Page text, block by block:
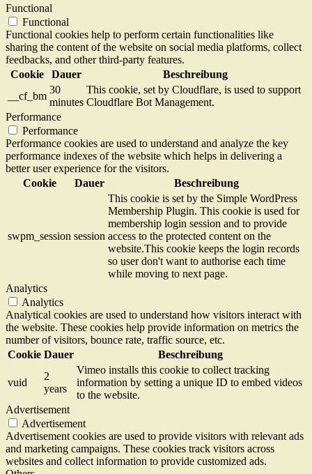
Functional
Functional
Functional cookies help to perform certain functionalities like
sharing the content of the website on social media platforms, collect
feedbacks, and other third-party features.
Cookie
Dauer
Beschreibung
__cf_bm
30
minutes
This cookie, set by Cloudflare, is used to support
Cloudflare Bot Management.
Performance
Performance
Performance cookies are used to understand and analyze the key
performance indexes of the website which helps in delivering a
better user experience for the visitors.
Cookie
Dauer Beschreibung
swpm_session session
This cookie is set by the Simple WordPress
Membership Plugin. This cookie is used for
membership login session and to provide
access to the protected content on the
website.This cookie keeps the login records
so user don't want to authorise each time
while moving to next page.
Analytics
Analytics
Analytical cookies are used to understand how visitors interact with
the website. These cookies help provide information on metrics the
number of visitors, bounce rate, traffic source, etc.
Cookie Dauer Beschreibung
vuid
2
years
Vimeo installs this cookie to collect tracking
information by setting a unique ID to embed videos
to the website.
Advertisement
Advertisement
Advertisement cookies are used to provide visitors with relevant ads
and marketing campaigns. These cookies track visitors across
websites and collect information to provide customized ads.